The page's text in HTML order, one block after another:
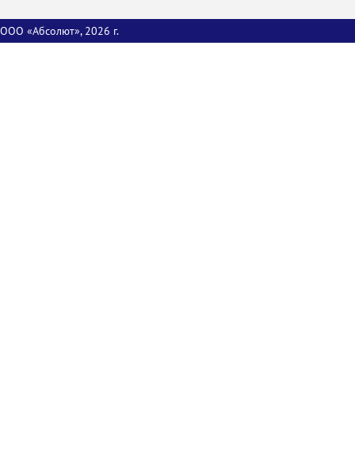
ООО «Абсолют», 2026 г.